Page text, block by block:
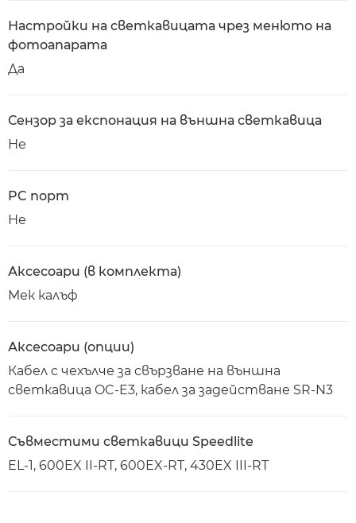
Настройки на светкавицата чрез менюто на
фотоапарата
Да
Сензор за експонация на външна светкавица
Не
PC порт
Не
Аксесоари (в комплекта)
Мек калъф
Аксесоари (опции)
Кабел с чехълче за свързване на външна
светкавица OC-E3, кабел за задействане SR-N3
Съвместими светкавици Speedlite
EL-1, 600EX II-RT, 600EX-RT, 430EX III-RT